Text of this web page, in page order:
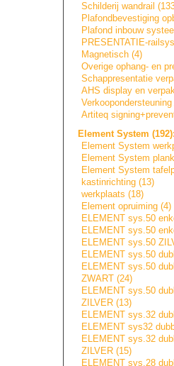
Schilderij wandrail
Plafondbevestiging
Plafond inbouw
PRESENTATIE-rail sys
Magnetisch (4)
Overige ophang- en
Schappresentatie
AHS display en
Verkoopondersteuning
Artiteq
Element System (192):
Element System
Element System
Element System
kastinrichting (13)
werkplaats (18)
Element opruiming (4)
ELEMENT sys.50
ELEMENT sys.50
ELEMENT sys.50
ELEMENT sys.50
ELEMENT sys.50
ZWART (24)
ELEMENT sys.50
ZILVER (13)
ELEMENT sys.32
ELEMENT sys32
ELEMENT sys.32
ZILVER (15)
ELEMENT sys.28